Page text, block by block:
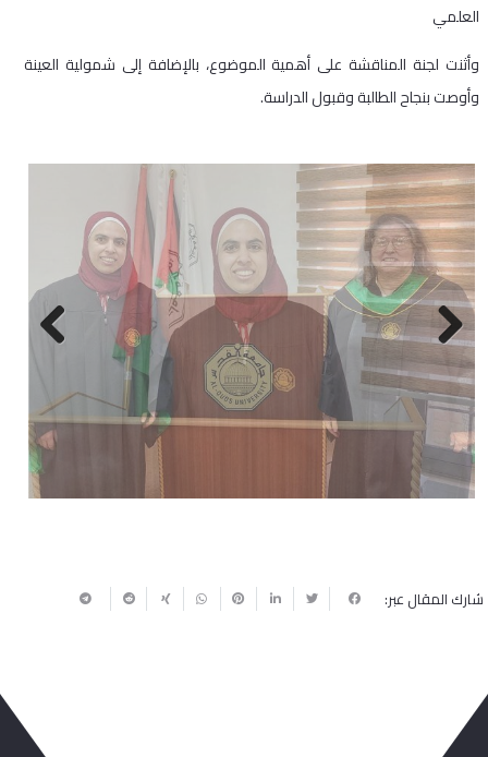
العلمي
وأثنت لجنة المناقشة على أهمية الموضوع، بالإضافة إلى شمولية العينة
وأوصت بنجاح الطالبة وقبول الدراسة.
Previous
شارك المقال عبر: